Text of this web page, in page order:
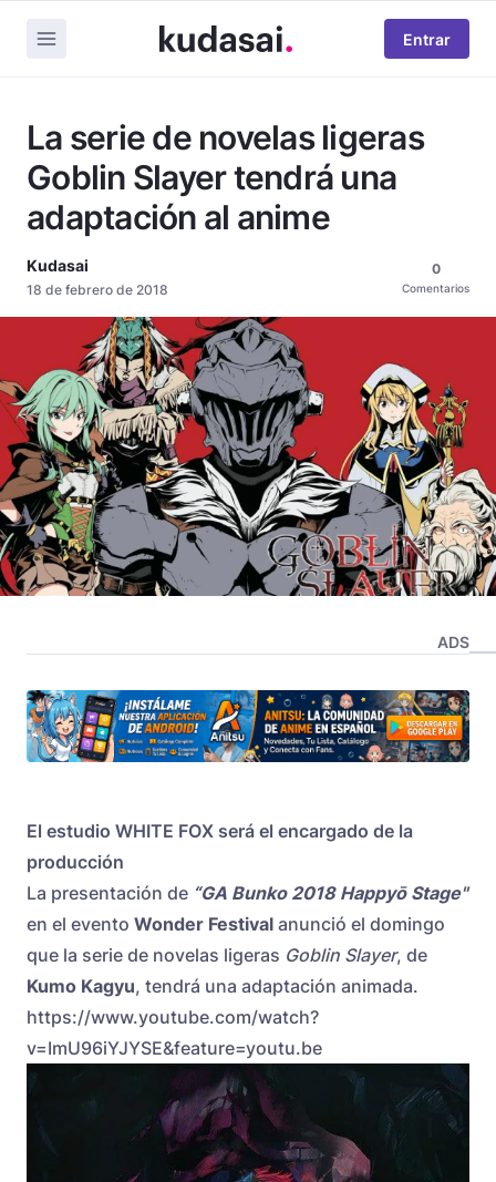
Entrar
La serie de novelas ligeras
Goblin Slayer tendrá una
adaptación al anime
Kudasai
18 de febrero de 2018
0
Comentarios
ADS
El estudio WHITE FOX será el encargado de la
producción
La presentación de “GA Bunko 2018 Happyō Stage"
en el evento Wonder Festival anunció el domingo
que la serie de novelas ligeras Goblin Slayer, de
Kumo Kagyu, tendrá una adaptación animada.
https://www.youtube.com/watch?
v=ImU96iYJYSE&feature=youtu.be